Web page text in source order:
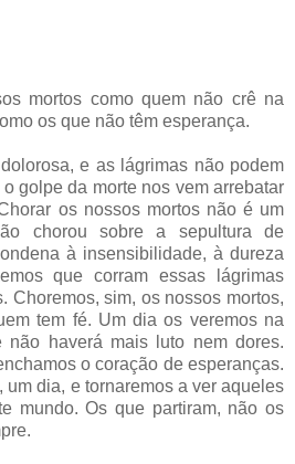
mortos como quem não crê na
os que não têm esperança.
e as lágrimas não podem
golpe da morte nos vem arrebatar
os nossos mortos não é um
chorou sobre a sepultura de
à insensibilidade, à dureza
que corram essas lágrimas
Choremos, sim, os nossos mortos,
tem fé. Um dia os veremos na
não haverá mais luto nem dores.
o coração de esperanças.
um dia, e tornaremos a ver aqueles
mundo. Os que partiram, não os